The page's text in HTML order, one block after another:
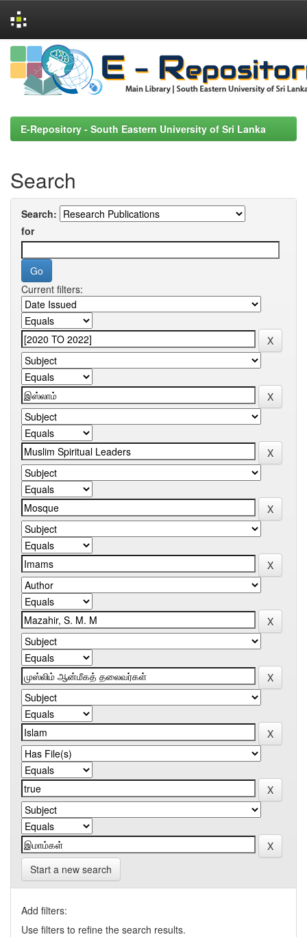
Skip
navigation
E-Repository - South Eastern University of Sri Lanka
Search
Search:
for
Current filters:
Start a new search
Add filters:
Use filters to refine the search results.